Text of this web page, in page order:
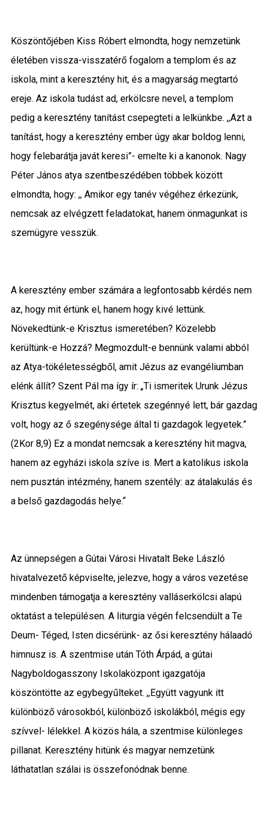
Köszöntőjében Kiss Róbert elmondta, hogy nemzetünk
életében vissza-visszatérő fogalom a templom és az
iskola, mint a keresztény hit, és a magyarság megtartó
ereje. Az iskola tudást ad, erkölcsre nevel, a templom
pedig a keresztény tanítást csepegteti a lelkünkbe. ,,Azt a
tanítást, hogy a keresztény ember úgy akar boldog lenni,
hogy felebarátja javát keresi”- emelte ki a kanonok. Nagy
Péter János atya szentbeszédében többek között
elmondta, hogy: ,, Amikor egy tanév végéhez érkezünk,
nemcsak az elvégzett feladatokat, hanem önmagunkat is
szemügyre vesszük.
A keresztény ember számára a legfontosabb kérdés nem
az, hogy mit értünk el, hanem hogy kivé lettünk.
Növekedtünk-e Krisztus ismeretében? Közelebb
kerültünk-e Hozzá? Megmozdult-e bennünk valami abból
az Atya-tökéletességből, amit Jézus az evangéliumban
elénk állít? Szent Pál ma így ír: „Ti ismeritek Urunk Jézus
Krisztus kegyelmét, aki értetek szegénnyé lett, bár gazdag
volt, hogy az ő szegénysége által ti gazdagok legyetek.”
(2Kor 8,9) Ez a mondat nemcsak a keresztény hit magva,
hanem az egyházi iskola szíve is. Mert a katolikus iskola
nem pusztán intézmény, hanem szentély: az átalakulás és
a belső gazdagodás helye.“
Az ünnepségen a Gútai Városi Hivatalt Beke László
hivatalvezető képviselte, jelezve, hogy a város vezetése
mindenben támogatja a keresztény valláserkölcsi alapú
oktatást a településen. A liturgia végén felcsendült a Te
Deum- Téged, Isten dicsérünk- az ősi keresztény hálaadó
himnusz is. A szentmise után Tóth Árpád, a gútai
Nagyboldogasszony Iskolaközpont igazgatója
köszöntötte az egybegyűlteket. ,,Együtt vagyunk itt
különböző városokból, különböző iskolákból, mégis egy
szívvel- lélekkel. A közös hála, a szentmise különleges
pillanat. Keresztény hitünk és magyar nemzetünk
láthatatlan szálai is összefonódnak benne.